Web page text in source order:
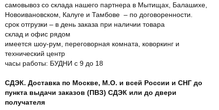
самовывоз со склада нашего партнера в Мытищах, Балашихе,
Новоивановском, Калуге и Тамбове – по договоренности.
срок отгрузки – в день заказа при наличии товара
склад и офис рядом
имеется шоу-рум, переговорная комната, коворкинг и
технический центр
часы работы: БУДНИ с 9 до 18
СДЭК. Доставка по Москве, М.О. и всей России и СНГ до
пункта выдачи заказов (ПВЗ) СДЭК или до двери
получателя